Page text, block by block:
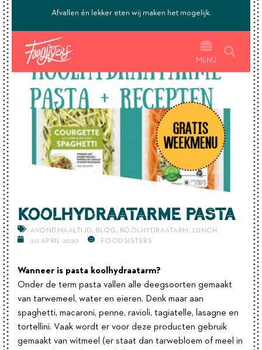
Afvallen én lekker eten wij maken het mogelijk.
MENU
Koolhydraatarme pasta
AVONDMAALTIJD, BLOG , KOOLHYDRAATARM , LUNCH
20 APRIL 2020
FOODSISTERS
Wanneer is pasta koolhydraatarm?
Onder de term pasta vallen alle deegsoorten gemaakt
van tarwemeel, water en eieren. Denk maar aan
spaghetti, macaroni, penne, ravioli, tagiatelle, lasagne en
tortellini. Vaak wordt er voor deze producten gebruik
gemaakt van witmeel (er staat dan tarwebloem of meel in